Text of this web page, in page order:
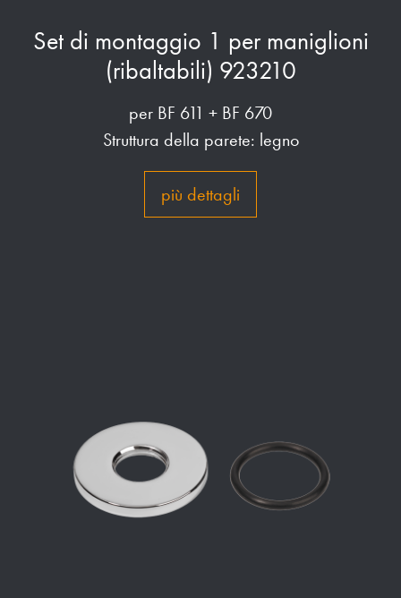
Set di montaggio 1 per maniglioni
(ribaltabili) 923210
per BF 611 + BF 670
Struttura della parete: legno
più dettagli